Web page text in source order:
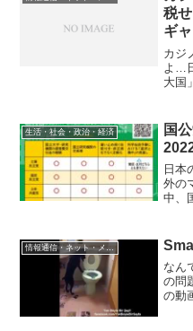
開け
税
ギ
カジ
よ…
大国
書』
兆
生活・社会・政治・経済
国
日本
外の
中、
題は
る重
情報通信・ネット・メディア
なん
の問
の動